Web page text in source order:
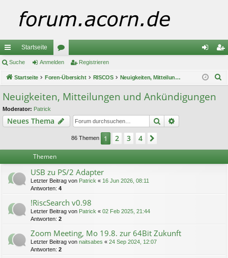
ch
ne
llz
ug
riff
Startseite
or
en m ist
Suche Anmelden Registrieren
Startseite Foren-Übersicht RISCOS Neuigkeiten, Mitteilungen und Ankündigungen
Neuigkeiten, Mitteilungen und Ankündigungen
Moderator: Patrick
Neues Thema Suche
86 Themen 1 2 3 4
Themen
USB zu PS/2 Adapter
Letzter Beitrag von Patrick « 16 Jun 2026, 08:11
Antworten: 4
!RiscSearch v0.98
Letzter Beitrag von Patrick « 02 Feb 2025, 21:44
Antworten: 2
Zoom Meeting, Mo 19.8. zur 64Bit Zukunft
Letzter Beitrag von naitsabes « 24 Sep 2024, 12:07
Antworten: 2